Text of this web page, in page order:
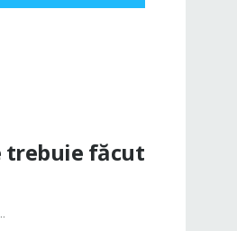
trebuie făcut